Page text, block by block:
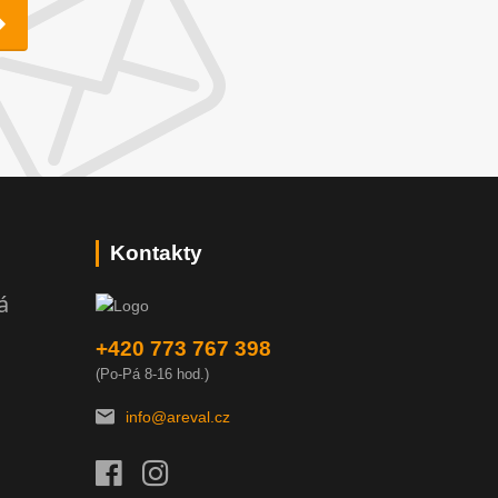
Kontakty
+420 773 767 398
(Po-Pá 8-16 hod.)
info@areval.cz